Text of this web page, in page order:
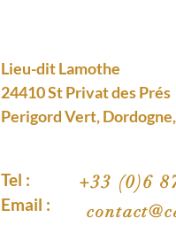
Lieu-dit Lamothe
24410 St Privat des Prés
Perigord Vert,
Tel :
Email :
+33 (0)6